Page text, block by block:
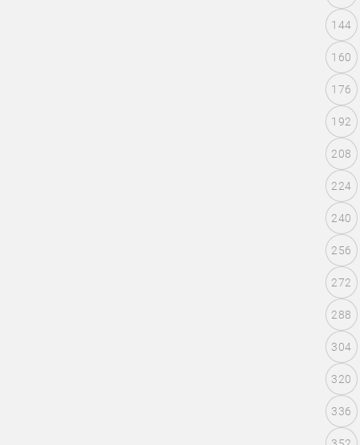
144
160
176
192
208
224
240
256
272
288
304
320
336